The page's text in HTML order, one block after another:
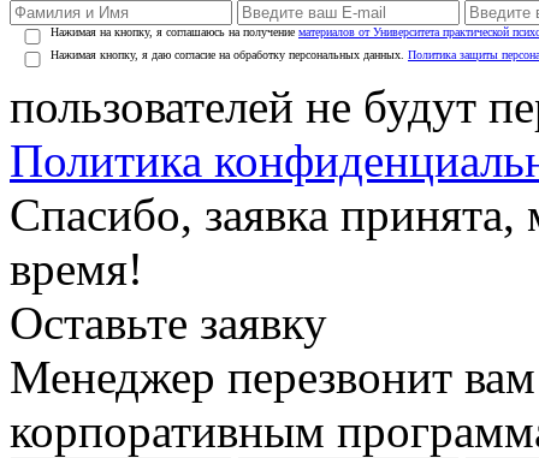
Нажимая на кнопку, я соглашаюсь на получение материалов от Университета практической
Нажимая кнопку, я даю согласие на обработку персональных данных. Политика защиты
пользователей не будут
Политика
Спасибо, заявка
время!
Оставьте заявку
Менеджер перезвонит
корпоративным